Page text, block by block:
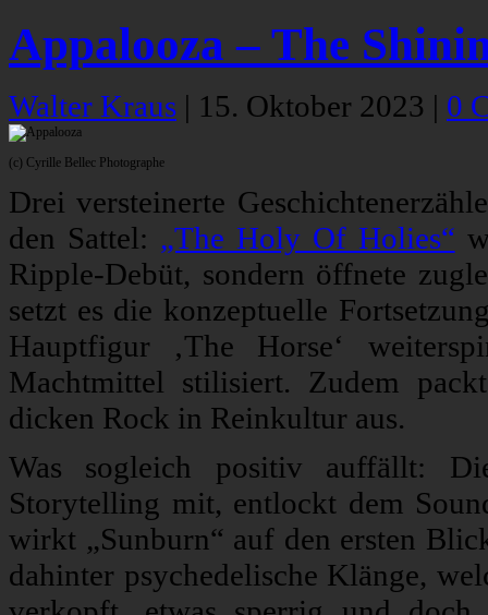
Appalooza – The
Walter Kraus | 15. Oktober 2023 | 0
(c) Cyrille Bellec Photographe
Drei versteinerte
den Sattel: „The Holy Of Holies“
Ripple-Debüt, sondern öffnete
setzt es die konzeptuelle
Hauptfigur ‚The Horse‘
Machtmittel stilisiert. Zudem
dicken Rock in Reinkultur aus.
Was sogleich positiv auffällt:
Storytelling mit, entlockt dem
wirkt „Sunburn“ auf den ersten
dahinter psychedelische Klänge,